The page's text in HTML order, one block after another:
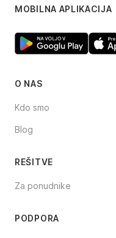
MOBILNA APLIKACIJA
O NAS
Kdo smo
Blog
REŠITVE
Za ponudnike
PODPORA